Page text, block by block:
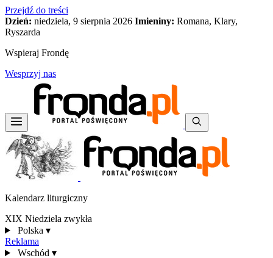
Przejdź do treści
Dzień: niedziela, 9 sierpnia 2026 Imieniny: Romana, Klary,
Ryszarda
Wspieraj Frondę
Wesprzyj nas
Kalendarz liturgiczny
XIX Niedziela zwykła
Polska ▾
Reklama
Wschód ▾